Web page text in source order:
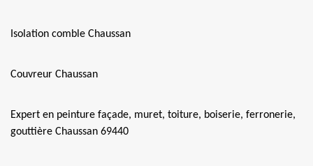
Isolation comble Chaussan
Couvreur Chaussan
Expert en peinture façade, muret, toiture, boiserie, ferronerie,
gouttière Chaussan 69440